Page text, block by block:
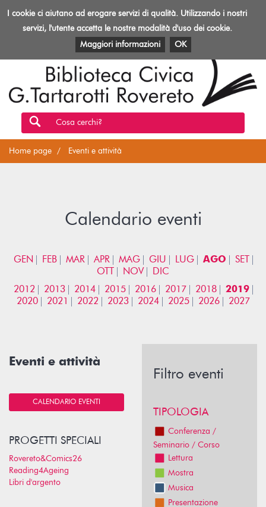
Toggle
Biblioteca
Rovereto
EVENTI E ATTIVITÀ PATRIMONIO E RISORSE
Cosa cerchi?
Home page Eventi e attività
Calendario eventi
GEN FEB MAR APR MAG GIU LUG AGO
SET
OTT
NOV
DIC
2012
2013 2014 2015 2016 2017 2018
2019
2020
2021 2022 2023 2024 2025 2026 2027
Eventi e attività
CALENDARIO EVENTI
PROGETTI SPECIALI
Rovereto&Comics26
Reading4Ageing
Libri d'argento
Filtro eventi
TIPOLOGIA
Conferenza /
Seminario / Corso
Lettura
Mostra
Musica
Presentazione
I cookie ci aiutano ad erogare servizi di qualità. Utilizzando i nostri
servizi, l'utente accetta le nostre modalità d'uso dei cookie.
Maggiori informazioni
OK